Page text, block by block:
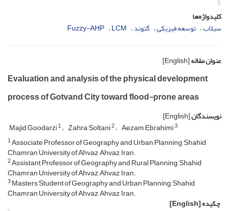
کلیدواژه‌ها
سیلاب توسعه فیزیکی گتوند LCM
Fuzzy-AHP
عنوان مقاله[English]
Evaluation and analysis of the physical development
process of Gotvand City toward flood-prone areas
نویسندگان[English]
Majid Goodarzi1 Zahra Soltani2 Aezam Ebrahimi3
1Associate Professor of Geography and Urban Planning, Shahid
Chamran University of Ahvaz, Ahvaz, Iran.
2Assistant Professor of Geography and Rural Planning, Shahid
Chamran University of Ahvaz, Ahvaz, Iran.
3Masters Student of Geography and Urban Planning, Shahid
Chamran University of Ahvaz, Ahvaz, Iran.
چکیده[English]